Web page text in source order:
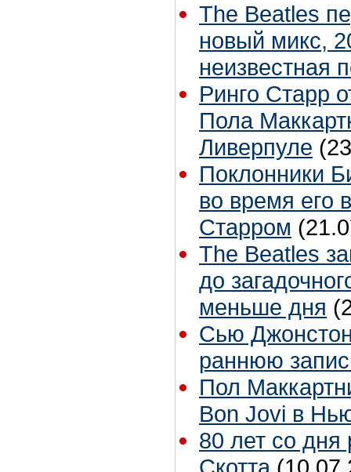
The Beatles
новый микс,
неизвестная
Ринго Старр
Пола
Ливерпуле
Поклонники
во время его
Старром
The Beatles
до
меньше дня
Сью
раннюю
Пол
Bon Jovi в
80 лет со